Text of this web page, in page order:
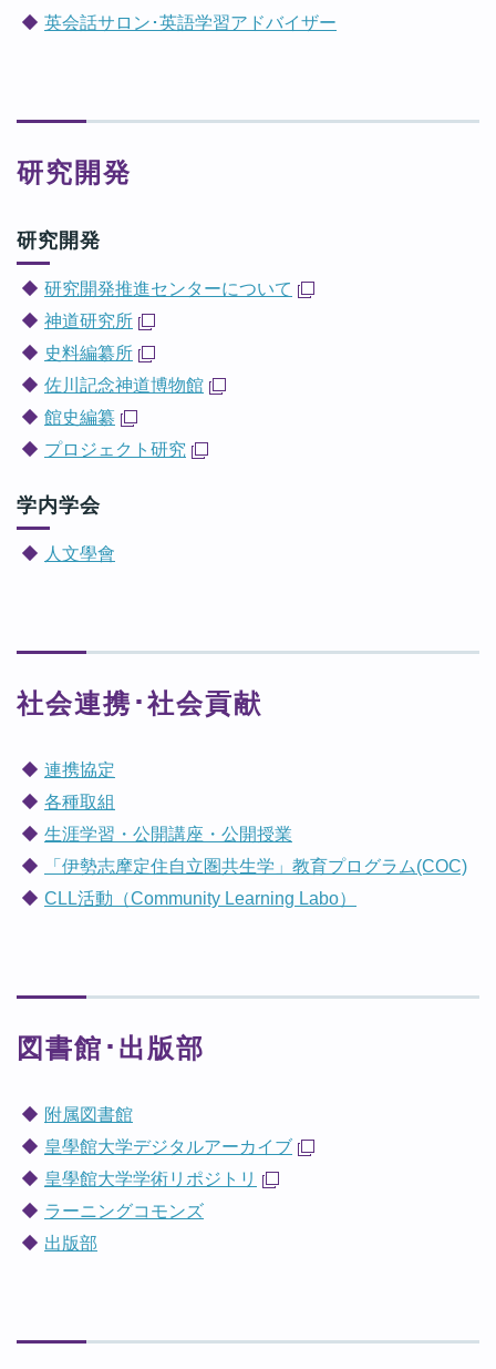
英会話サロン･英語学習アドバイザー
研究開発
研究開発
研究開発推進センターについて
神道研究所
史料編纂所
佐川記念神道博物館
館史編纂
プロジェクト研究
学内学会
人文學會
社会連携･社会貢献
連携協定
各種取組
生涯学習・公開講座・公開授業
「伊勢志摩定住自立圏共生学」教育プログラム(COC)
CLL活動（Community Learning Labo）
図書館･出版部
附属図書館
皇學館大学デジタルアーカイブ
皇學館大学学術リポジトリ
ラーニングコモンズ
出版部